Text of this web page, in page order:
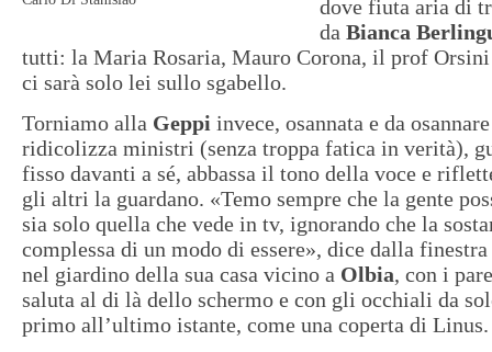
dove fiuta aria di
da Bianca
tutti: la Maria Rosaria, Mauro Corona, il prof
ci sarà solo lei sullo sgabello.
Torniamo alla Geppi invece, osannata e da
ridicolizza ministri (senza troppa fatica in verità),
fisso davanti a sé, abbassa il tono della voce e
gli altri la guardano. «Temo sempre che la gente
sia solo quella che vede in tv, ignorando che la
complessa di un modo di essere», dice dalla
nel giardino della sua casa vicino a Olbia, con i
saluta al di là dello schermo e con gli occhiali da
primo all’ultimo istante, come una coperta di